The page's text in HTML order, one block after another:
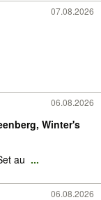
07.08.2026
06.08.2026
Winter's
au ...
06.08.2026